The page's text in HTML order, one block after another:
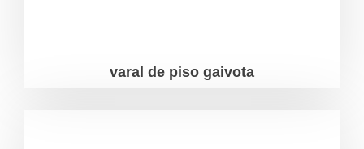
varal de piso gaivota